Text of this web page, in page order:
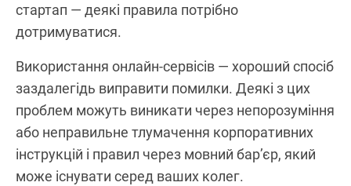
стартап — деякі правила потрібно
дотримуватися.
Використання онлайн-сервісів — хороший спосіб
заздалегідь виправити помилки. Деякі з цих
проблем можуть виникати через непорозуміння
або неправильне тлумачення корпоративних
інструкцій і правил через мовний бар’єр, який
може існувати серед ваших колег.